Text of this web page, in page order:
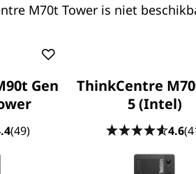
Met
M70t Tower is niet
Gen
(49)
ThinkCentre
5 (Intel)
4.6